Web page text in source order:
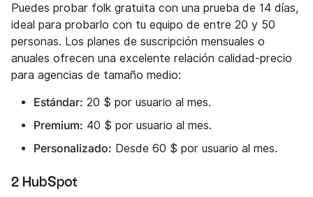
Puedes probar folk gratuita con una prueba de 14 días,
ideal para probarlo con tu equipo de entre 20 y 50
personas. Los planes de suscripción mensuales o
anuales ofrecen una excelente relación calidad-precio
para agencias de tamaño medio:
Estándar: 20 $ por usuario al mes.
Premium: 40 $ por usuario al mes.
Personalizado: Desde 60 $ por usuario al mes.
2 HubSpot